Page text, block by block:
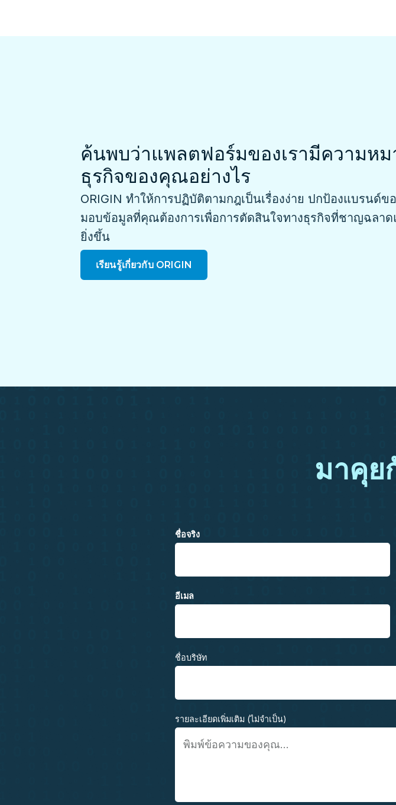
ค้นพบว่าแพลตฟอร์มของเรามีความหม
ธุรกิจของคุณอย่างไร
ORIGIN ทำให้การปฏิบัติตามกฎเป็นเรื่องง่าย ปกป้องแบรนด์ข
มอบข้อมูลที่คุณต้องการเพื่อการตัดสินใจทางธุรกิจที่ชาญฉลา
ยิ่งขึ้น
เรียนรู้เกี่ยวกับ ORIGIN
มาคุย
ชื่อจริง
อีเมล
ชื่อบริษัท
รายละเอียดเพิ่มเติม (ไม่จำเป็น)